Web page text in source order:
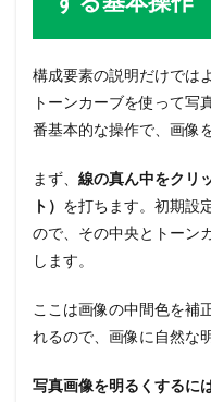
構成要素の説明だけでは
トーンカーブを使って写
番基本的な操作で、画像
まず、 線の真ん中をクリ
ト） を打ちます。初期設
ので、その中央とトーン
します。
ここは画像の中間色を補
れるので、画像に自然な
写真画像を明るくするに